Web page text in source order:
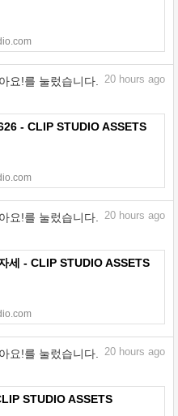
요!를 눌렀습니다.
20 hours ago
- CLIP STUDIO ASSETS
요!를 눌렀습니다.
20 hours ago
세 - CLIP STUDIO ASSETS
요!를 눌렀습니다.
20 hours ago
STUDIO ASSETS